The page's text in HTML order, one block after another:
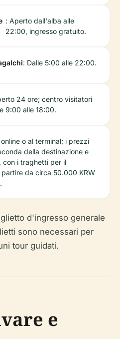
: Aperto dall'alba alle
22:00, ingresso gratuito.
: Dalle 5:00 alle 22:00.
24 ore; centro visitatori
9:00 alle 18:00.
o al terminal; i prezzi
della destinazione e
con i traghetti per il
partire da circa 50.000 KRW
d'ingresso generale
sono necessari per
tour guidati.
e